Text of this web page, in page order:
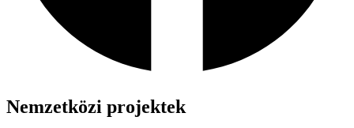
Nemzetközi projektek